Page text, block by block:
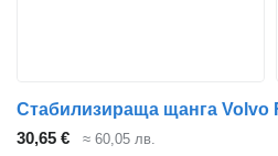
30,65 € ≈ 60,05 лв.